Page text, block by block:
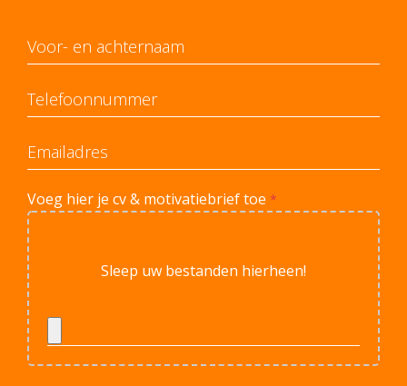
Voeg hier je cv & motivatiebrief toe *
Sleep uw bestanden hierheen!